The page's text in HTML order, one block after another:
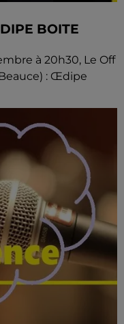
BOITE
à 20h30, Le Off
: Œdipe